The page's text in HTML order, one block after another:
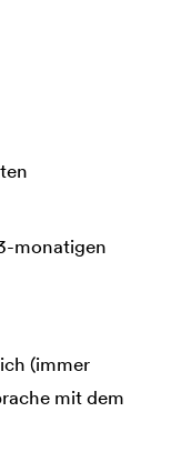
monatigen
(immer
mit dem